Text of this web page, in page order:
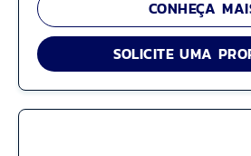
CONHEÇA
SOLICITE UMA